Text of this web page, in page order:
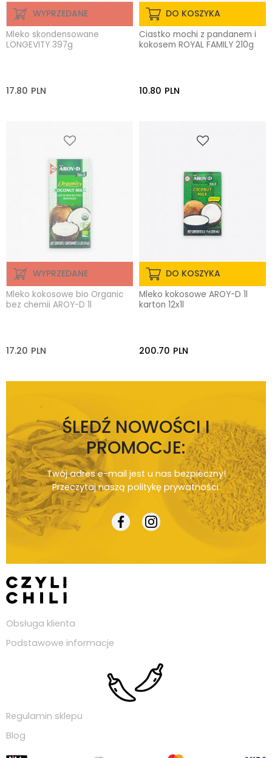
WYPRZEDANE
Mleko skondensowane
LONGEVITY 397g
17.80 PLN
DO KOSZYKA
Ciastko mochi z pandanem i
kokosem ROYAL FAMILY 210g
10.80 PLN
WYPRZEDANE
Mleko kokosowe bio Organic
bez chemii AROY-D 1l
17.20 PLN
DO KOSZYKA
Mleko kokosowe AROY-D 1l
karton 12x1l
200.70 PLN
ŚLEDŹ NOWOŚCI I
PROMOCJE:
Twój adres e-mail jest u nas bezpieczny!
Przeczytaj naszą politykę prywatności.
Obsługa klienta
Podstawowe informacje
Regulamin sklepu
Blog